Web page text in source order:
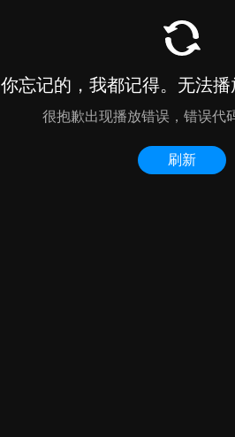
你忘记的，我都记得。无法
很抱歉出现播放错误，错误代
刷新